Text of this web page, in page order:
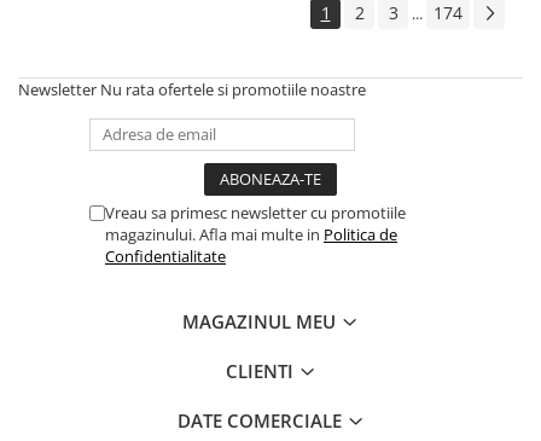
1 2 3 ... 174
Newsletter Nu rata ofertele si promotiile noastre
Vreau sa primesc newsletter cu promotiile
magazinului. Afla mai multe in Politica de
Confidentialitate
MAGAZINUL MEU
CLIENTI
DATE COMERCIALE